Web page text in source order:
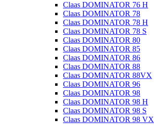
Claas DOMINATOR 76 H
Claas DOMINATOR 78
Claas DOMINATOR 78 H
Claas DOMINATOR 78 S
Claas DOMINATOR 80
Claas DOMINATOR 85
Claas DOMINATOR 86
Claas DOMINATOR 88
Claas DOMINATOR 88VX
Claas DOMINATOR 96
Claas DOMINATOR 98
Claas DOMINATOR 98 H
Claas DOMINATOR 98 S
Claas DOMINATOR 98 VX